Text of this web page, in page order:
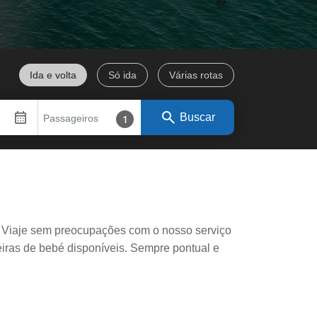
Ida e volta Só ida Várias rotas
calendar_month 1
Passageiros search Buscar
sem preocupações com o nosso serviço
de bebé disponíveis. Sempre pontual e